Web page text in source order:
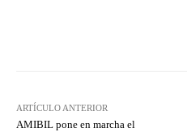
ARTÍCULO ANTERIOR
AMIBIL pone en marcha el